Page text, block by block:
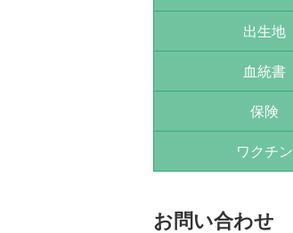
出生地
血統書
保険
ワクチン
お問い合わせ